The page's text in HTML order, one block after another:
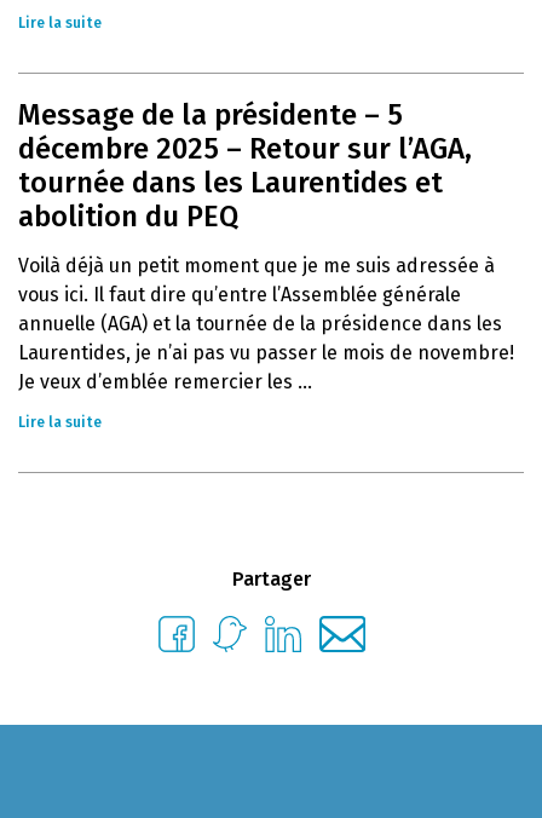
Lire la suite
Message de la présidente – 5
décembre 2025 – Retour sur l’AGA,
tournée dans les Laurentides et
abolition du PEQ
Voilà déjà un petit moment que je me suis adressée à
vous ici. Il faut dire qu’entre l’Assemblée générale
annuelle (AGA) et la tournée de la présidence dans les
Laurentides, je n’ai pas vu passer le mois de novembre!
Je veux d’emblée remercier les ...
Lire la suite
Partager